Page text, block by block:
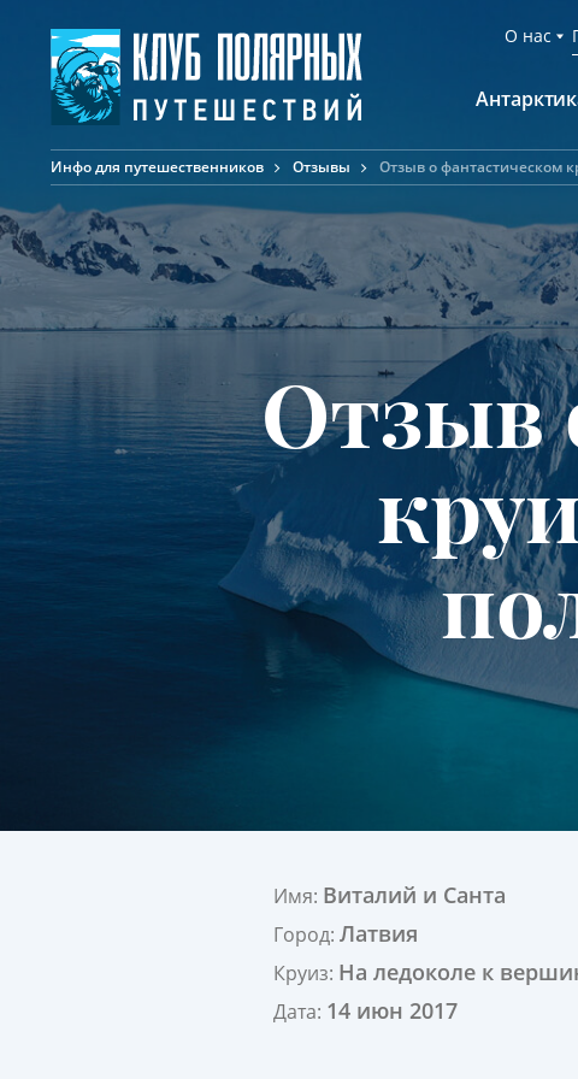
О нас
О
С
Мы
Инфо для путешественников Отзывы Отзыв о фантастическом
Отзыв
Имя: Виталий и Санта
Город: Латвия
Круиз: На ледоколе к
Дата: 14 июн 2017